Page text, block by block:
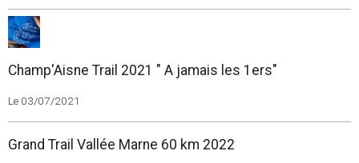
Champ'Aisne Trail 2021 " A jamais les 1ers"
Le 03/07/2021
Grand Trail Vallée Marne 60 km 2022